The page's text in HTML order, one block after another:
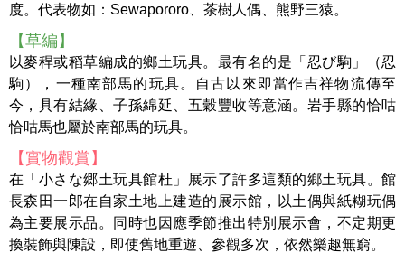
度。代表物如：Sewapororo、茶樹人偶、熊野三猿。
【草編】
以麥稈或稻草編成的鄉土玩具。最有名的是「忍び駒」（忍
駒），一種南部馬的玩具。自古以來即當作吉祥物流傳至
今，具有結緣、子孫綿延、五穀豐收等意涵。岩手縣的恰咕
恰咕馬也屬於南部馬的玩具。
【實物觀賞】
在「小さな郷土玩具館杜」展示了許多這類的鄉土玩具。館
長森田一郎在自家土地上建造的展示館，以土偶與紙糊玩偶
為主要展示品。同時也因應季節推出特別展示會，不定期更
換裝飾與陳設，即使舊地重遊、參觀多次，依然樂趣無窮。